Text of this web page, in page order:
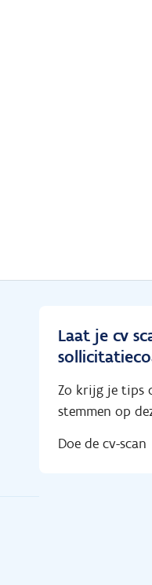
Laat je cv
Zo krijg je tips
stemmen op
Doe de cv-scan